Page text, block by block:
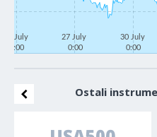
22 July
0:00
27 July
0:00
30 July
0:00
Ostali